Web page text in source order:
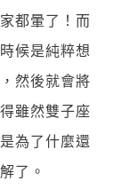
都暈了！而
候是純粹想
然後就會將
雖然雙子座
為了什麼還
了。